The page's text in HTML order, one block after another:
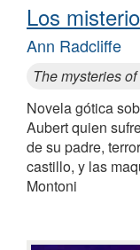
Los
Ann Radcliffe
The mysteries
Novela gótica
Aubert quien
de su padre,
castillo, y las
Montoni